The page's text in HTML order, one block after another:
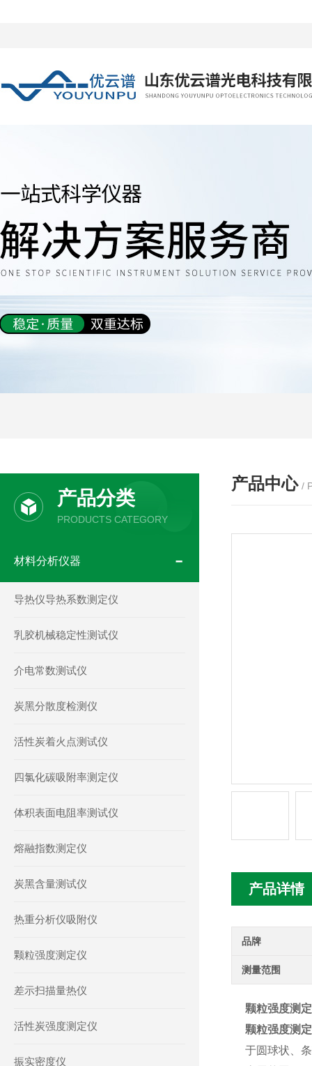
产品中心 /
产品详情
品牌
测量范围
颗粒强度测
颗粒强度测
于圆球状、
产品分类
PRODUCTS CATEGORY
材料分析仪器
导热仪导热系数测定仪
乳胶机械稳定性测试仪
介电常数测试仪
炭黑分散度检测仪
活性炭着火点测试仪
四氯化碳吸附率测定仪
体积表面电阻率测试仪
熔融指数测定仪
炭黑含量测试仪
热重分析仪吸附仪
颗粒强度测定仪
差示扫描量热仪
活性炭强度测定仪
振实密度仪